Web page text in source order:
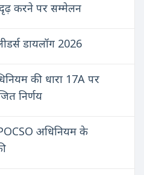
करने पर सम्मेलन
डायलॉग 2026
की धारा 17A पर
निर्णय
अधिनियम के